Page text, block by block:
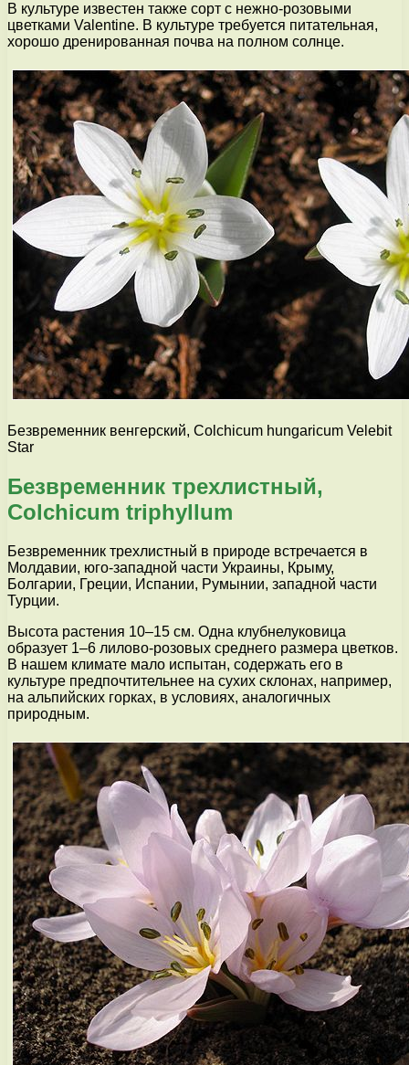
В культуре известен также сорт с нежно-розовыми
цветками Valentine. В культуре требуется питательная,
хорошо дренированная почва на полном солнце.
Безвременник венгерский, Colchicum hungaricum Velebit
Star
Безвременник трехлистный,
Colchicum triphyllum
Безвременник трехлистный в природе встречается в
Молдавии, юго-западной части Украины, Крыму,
Болгарии, Греции, Испании, Румынии, западной части
Турции.
Высота растения 10–15 см. Одна клубнелуковица
образует 1–6 лилово-розовых среднего размера цветков.
В нашем климате мало испытан, содержать его в
культуре предпочтительнее на сухих склонах, например,
на альпийских горках, в условиях, аналогичных
природным.